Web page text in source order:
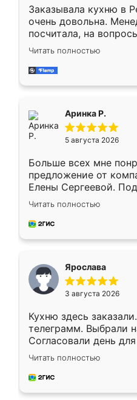
Заказывала кухню в
очень довольна.
посчитала, на
Замерщик приехал в
делу со всей
за день, ребята
Читать полностью
Аринка Р.
5 августа 2026
Больше всех мне
предложение от
Елены Сергеевой.
короткие сроки
для замера
предложил по моему
Читать полностью
Ярослава
3 августа 2026
Кухню здесь
телеграмм. Выбрали
Согласовали день
недели кухня была
довольны работой.
мебель за
Читать полностью